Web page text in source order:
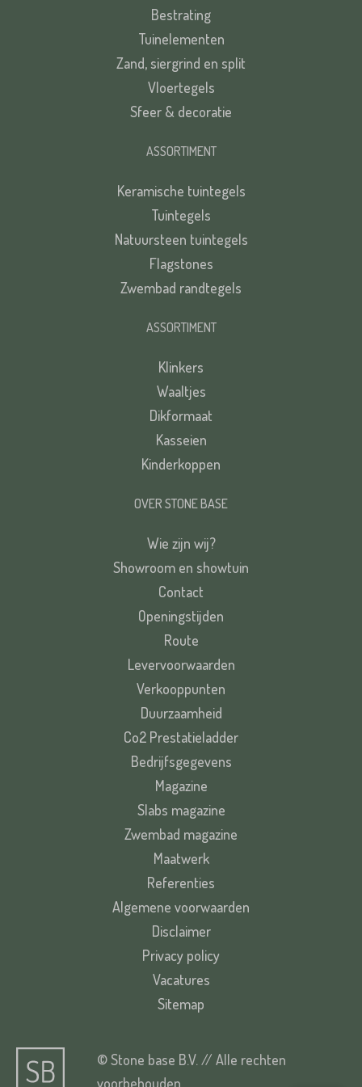
Bestrating
Tuinelementen
Zand, siergrind en split
Vloertegels
Sfeer & decoratie
ASSORTIMENT
Keramische tuintegels
Tuintegels
Natuursteen tuintegels
Flagstones
Zwembad randtegels
ASSORTIMENT
Klinkers
Waaltjes
Dikformaat
Kasseien
Kinderkoppen
OVER STONE BASE
Wie zijn wij?
Showroom en showtuin
Contact
Openingstijden
Route
Levervoorwaarden
Verkooppunten
Duurzaamheid
Co2 Prestatieladder
Bedrijfsgegevens
Magazine
Slabs magazine
Zwembad magazine
Maatwerk
Referenties
Algemene voorwaarden
Disclaimer
Privacy policy
Vacatures
Sitemap
© Stone base B.V. // Alle rechten
voorbehouden